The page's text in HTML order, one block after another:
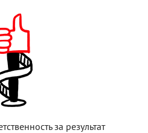
за результат